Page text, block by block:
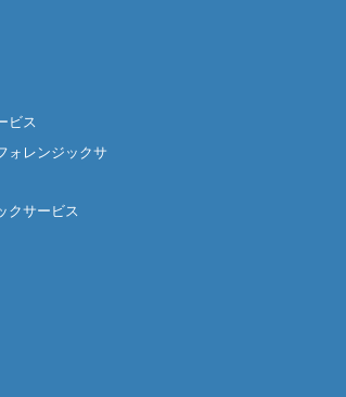
ビス
ォレンジックサ
クサービス